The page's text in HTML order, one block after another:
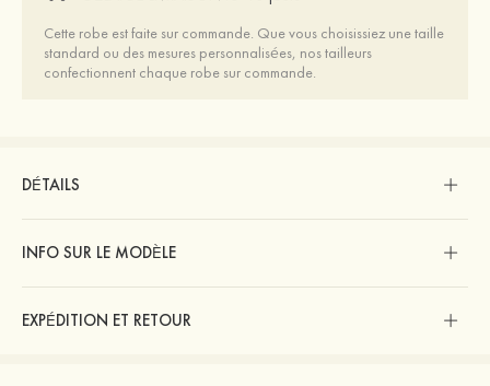
Cette robe est faite sur commande. Que vous choisissiez une taille
standard ou des mesures personnalisées, nos tailleurs
confectionnent chaque robe sur commande.
DÉTAILS
INFO SUR LE MODÈLE
EXPÉDITION ET RETOUR